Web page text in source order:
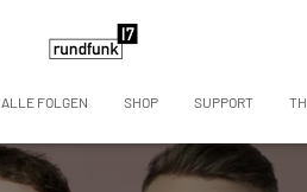
ALLE FOLGEN SHOP SUPPORT